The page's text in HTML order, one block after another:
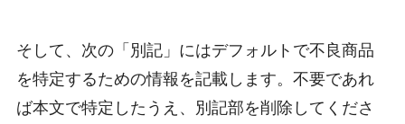
そして、次の「別記」にはデフォルトで不良商品
を特定するための情報を記載します。不要であれ
ば本文で特定したうえ、別記部を削除してくださ